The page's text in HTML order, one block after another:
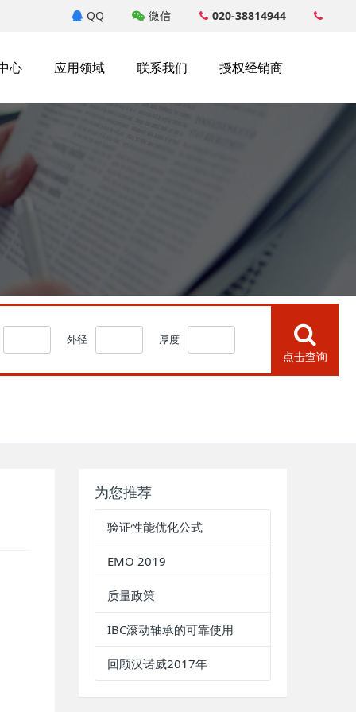
QQ 微信 020-38814944
心 应用领域 联系我们 授权经销商
外径 厚度
点击查询
为您推荐
验证性能优化公式
EMO 2019
质量政策
IBC滚动轴承的可靠使用
回顾汉诺威2017年